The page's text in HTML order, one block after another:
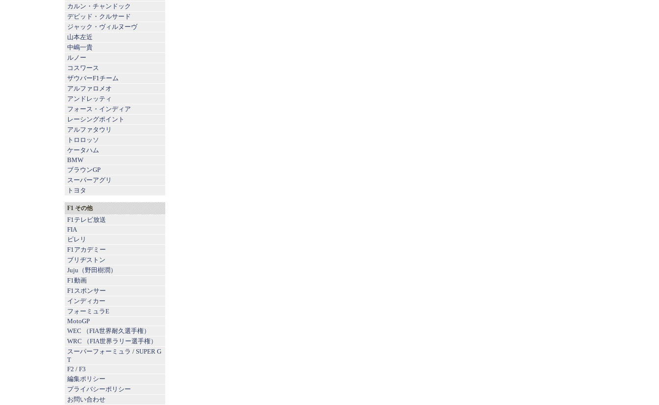
カルン・チャンドック
デビッド・クルサード
ジャック・ヴィルヌーヴ
山本左近
中嶋一貴
ルノー
コスワース
ザウバーF1チーム
アルファロメオ
アンドレッティ
フォース・インディア
レーシングポイント
アルファタウリ
トロロッソ
ケータハム
BMW
ブラウンGP
スーパーアグリ
トヨタ
F1 その他
F1テレビ放送
FIA
ピレリ
F1アカデミー
ブリヂストン
Juju（野田樹潤）
F1動画
F1スポンサー
インディカー
フォーミュラE
MotoGP
WEC （FIA世界耐久選手権）
WRC （FIA世界ラリー選手権）
スーパーフォーミュラ / SUPER G
T
F2 / F3
編集ポリシー
プライバシーポリシー
お問い合わせ